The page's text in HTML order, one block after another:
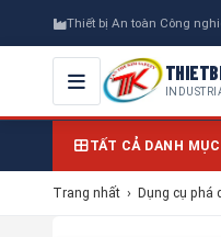
Thiết bị An toàn Công
TẤT CẢ DANH MỤC
Trang nhất › Dụng cụ phá